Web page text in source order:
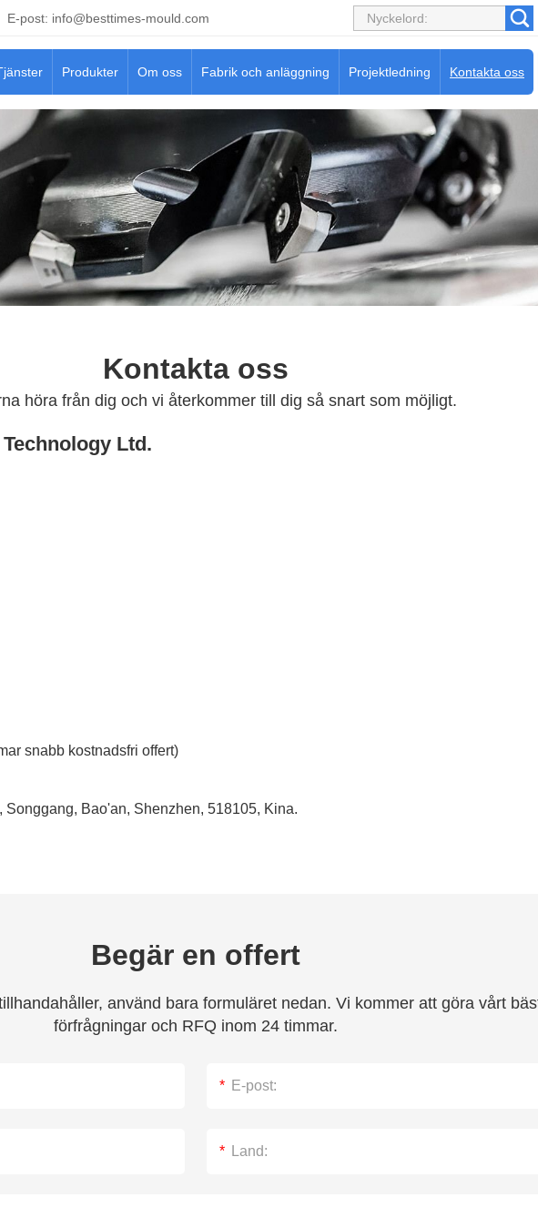
E-post: info@besttimes-mould.com
Produkter Om oss Fabrik och anläggning Projektledning Kontakta oss
Kontakta oss
höra från dig och vi återkommer till dig så snart som möjligt.
Ltd.
snabb kostnadsfri offert)
Bao'an, Shenzhen, 518105, Kina.
Begär en offert
använd bara formuläret nedan. Vi kommer att göra vårt
förfrågningar och RFQ inom 24 timmar.